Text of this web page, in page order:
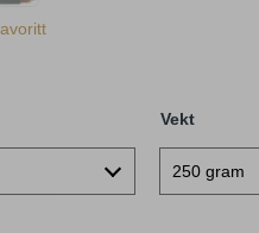
Vekt